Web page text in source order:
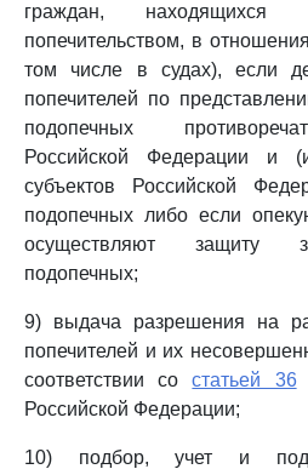
граждан,
попечительством, в
том числе в судах), если
попечителей по
подопечных
Российской Федерации и
субъектов Российской
подопечных либо если
осуществляют защиту
подопечных;
9) выдача разрешения на
попечителей и их
соответствии состатьей 36
Российской Федерации;
10) подбор, учет и